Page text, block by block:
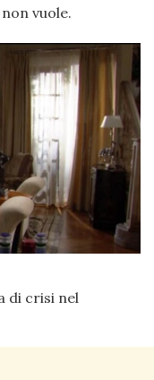
vuole.
di crisi nel